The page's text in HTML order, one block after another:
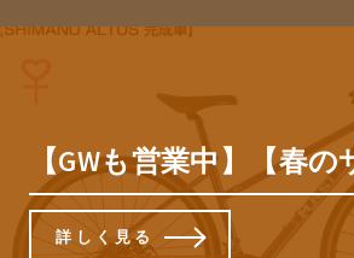
【GWも営業中】【春
詳しく見る